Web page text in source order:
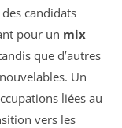
candidats
pour un mix
que d’autres
Un
liées au
vers les